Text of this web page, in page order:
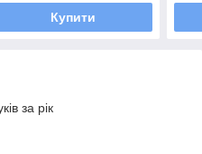
Купити
за рік